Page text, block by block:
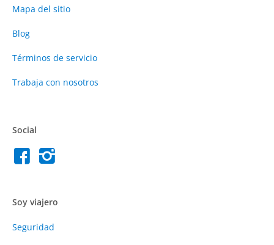
Mapa del sitio
Blog
Términos de servicio
Trabaja con nosotros
Social
Soy viajero
Seguridad